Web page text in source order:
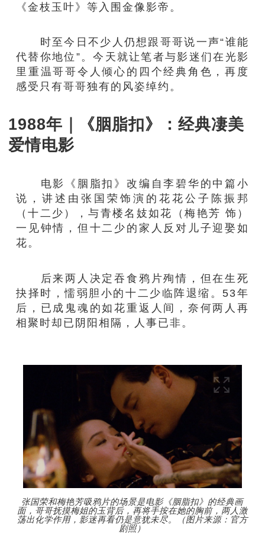
《金枝玉叶》等入围金像影帝。
时至今日不少人仍想跟哥哥说一声“谁能
代替你地位”。今天就让笔者与影迷们在光影
里重温哥哥令人倾心的四个经典角色，再度
感受只有哥哥独有的风姿绰约。
1988年｜《胭脂扣》：经典凄美
爱情电影
电影《胭脂扣》改编自李碧华的中篇小
说，讲述由张国荣饰演的花花公子陈振邦
（十二少），与青楼名妓如花（梅艳芳 饰）
一见钟情，但十二少的家人反对儿子迎娶如
花。
后来两人决定吞食鸦片殉情，但在生死
抉择时，懦弱胆小的十二少临阵退缩。53年
后，已成鬼魂的如花重返人间，奈何两人再
相聚时却已阴阳相隔，人事已非。
张国荣和梅艳芳吸鸦片的场景是电影《胭脂扣》的经典画
面，哥哥抚摸梅姐的玉背后，再将手按在她的胸前，两人激
荡出化学作用，影迷再看仍是意犹未尽。（图片来源：官方
剧照）